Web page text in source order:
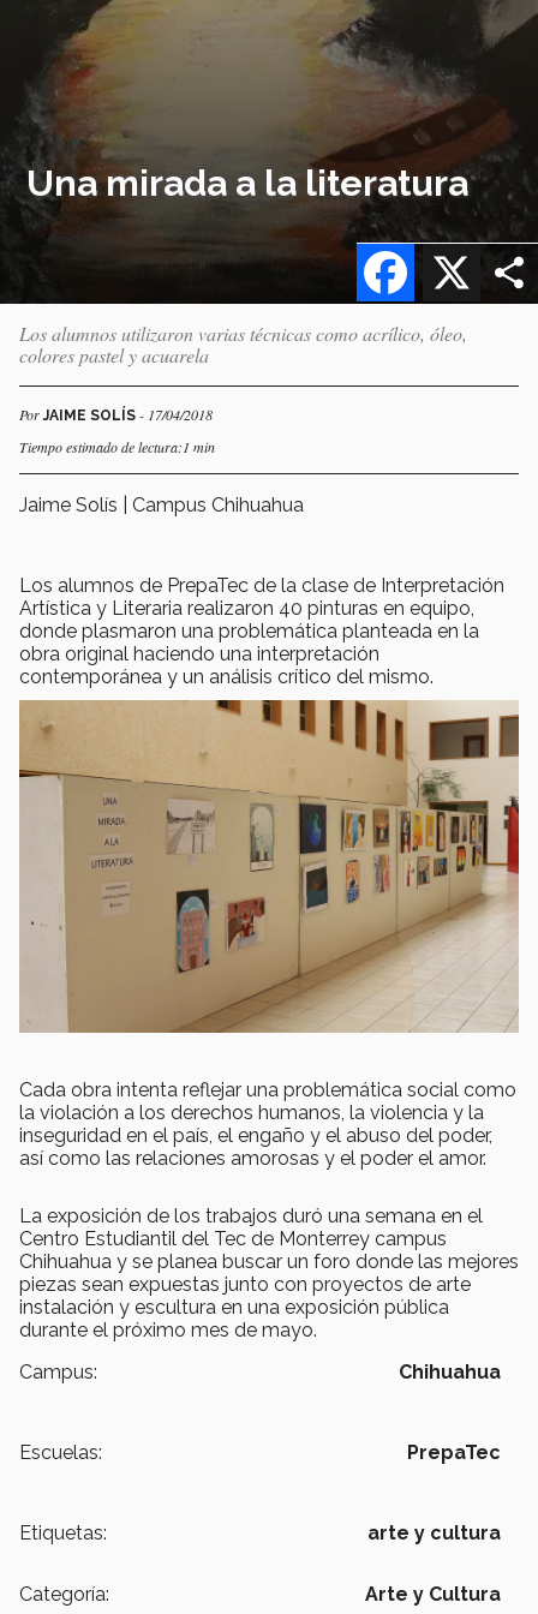
Una mirada a la literatura
X
Facebook
Los alumnos utilizaron varias técnicas como acrílico, óleo,
colores pastel y acuarela
PorJAIME SOLÍS - 17/04/2018
Tiempo estimado de lectura:1 min
Jaime Solís | Campus Chihuahua
Los alumnos de PrepaTec de la clase de Interpretación
Artística y Literaria realizaron 40 pinturas en equipo,
donde plasmaron una problemática planteada en la
obra original haciendo una interpretación
contemporánea y un análisis crítico del mismo.
Cada obra intenta reflejar una problemática social como
la violación a los derechos humanos, la violencia y la
inseguridad en el país, el engaño y el abuso del poder,
así como las relaciones amorosas y el poder el amor.
La exposición de los trabajos duró una semana en el
Centro Estudiantil del Tec de Monterrey campus
Chihuahua y se planea buscar un foro donde las mejores
piezas sean expuestas junto con proyectos de arte
instalación y escultura en una exposición pública
durante el próximo mes de mayo.
Campus:
Chihuahua
Escuelas: PrepaTec
Etiquetas: arte y cultura
Categoría: Arte y Cultura